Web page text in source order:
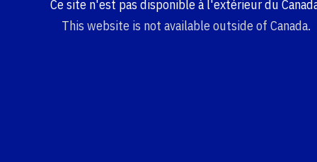
Ce site n'est pas disponible à l'extérieur du
This website is not available outside of Canada.